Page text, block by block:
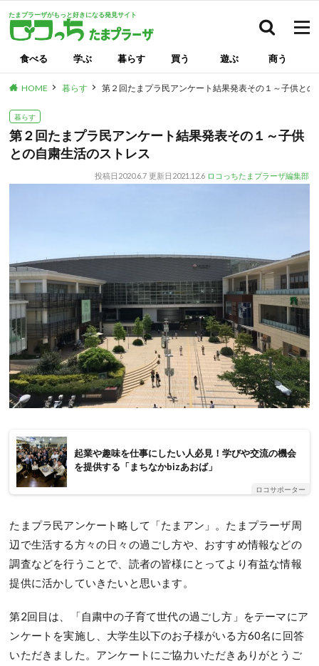
たまプラーザがもっと好きになる発見サイト
食べる 学ぶ 暮らす 買う 遊ぶ 商う
HOME 暮らす 第２回たまプラ民アンケート結果発表その１～子供と
暮らす
第２回たまプラ民アンケート結果発表その１～子供
との自粛生活のストレス
投稿日 2020.6.7 更新日 2021.12.6 ロコっちたまプラーザ編集部
起業や趣味を仕事にしたい人必見！学びや交流の機会
を提供する「まちなかbizあおば」
ロコサポーター
たまプラ民アンケート略して「たまアン」。たまプラーザ周
辺で生活する方々の日々の過ごし方や、おすすめ情報などの
調査などを行うことで、読者の皆様にとってより有益な情報
提供に活かしていきたいと思います。
第2回目は、「自粛中の子育て世代の過ごし方」をテーマにア
ンケートを実施し、大学生以下のお子様がいる方60名に回答
いただきました。アンケートにご協力いただきありがとうご